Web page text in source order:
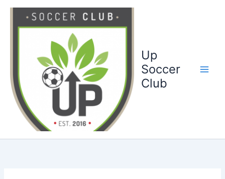
Up
Soccer
Club